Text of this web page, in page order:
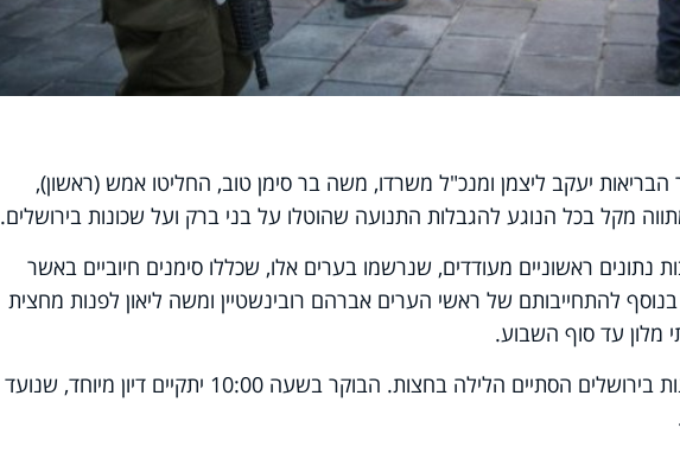
יעקב ליצמן ומנכ"ל משרדו, משה בר סימן טוב, החליטו אמש (ראשון),
מקל בכל הנוגע להגבלות התנועה שהוטלו על בני ברק ועל שכונות בירושלים.
ראשוניים מעודדים, שנרשמו בערים אלו, שכללו סימנים חיוביים באשר
להתחייבותם של ראשי הערים אברהם רובינשטיין ומשה ליאון לפנות מחצית
מלון עד סוף השבוע.
הסגר על בני ברק והשכונות בירושלים הסתיים הלילה בחצות. הבוקר בשעה 10:00 יתקיים דיון מיוחד, שנועד